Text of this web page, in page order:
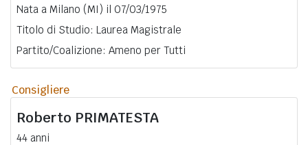
Nata a Milano (MI) il 07/03/1975
Titolo di Studio: Laurea Magistrale
Partito/Coalizione: Ameno per Tutti
Consigliere
Roberto PRIMATESTA
44 anni